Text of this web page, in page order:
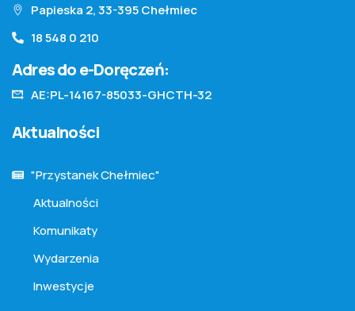
Papieska 2, 33-395 Chełmiec
18 548 0 210
Adres do e-Doręczeń:
AE:PL-14167-85033-GHCTH-32
Aktualności
"Przystanek Chełmiec"
Aktualności
Komunikaty
Wydarzenia
Inwestycje